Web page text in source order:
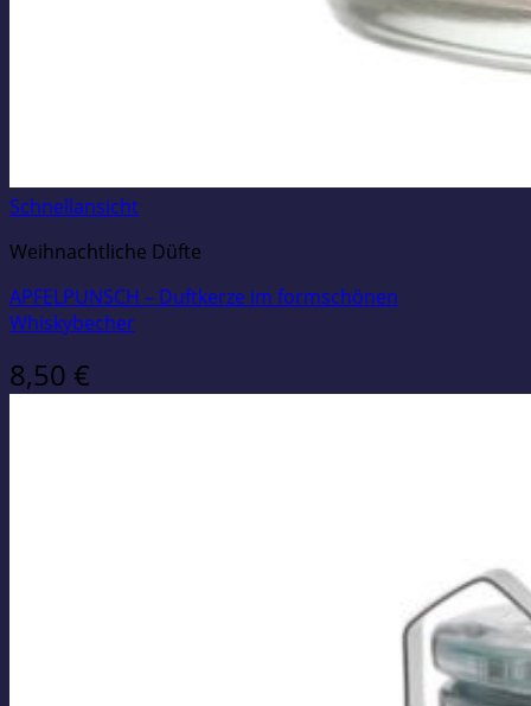
Schnellansicht
Weihnachtliche Düfte
APFELPUNSCH – Duftkerze im formschönen
Whiskybecher
8,50 €